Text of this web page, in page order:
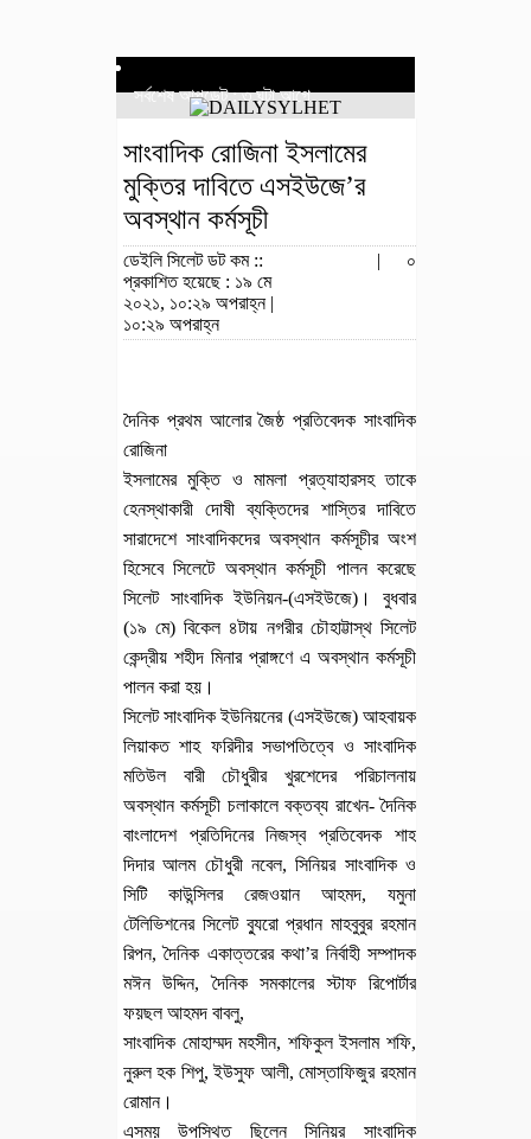
সর্বশেষ আপডেট : ৩ ঘন্টা আগে
সাংবাদিক রোজিনা ইসলামের
মুক্তির দাবিতে এসইউজে’র
অবস্থান কর্মসূচী
ডেইলি সিলেট ডট কম ::
প্রকাশিত হয়েছে : ১৯ মে
২০২১, ১০:২৯ অপরাহ্ন |
১০:২৯ অপরাহ্ন
| ০
দৈনিক প্রথম আলোর জৈষ্ঠ প্রতিবেদক সাংবাদিক
রোজিনা
ইসলামের মুক্তি ও মামলা প্রত্যাহারসহ তাকে
হেনস্থাকারী দোষী ব্যক্তিদের শাস্তির দাবিতে
সারাদেশে সাংবাদিকদের অবস্থান কর্মসূচীর অংশ
হিসেবে সিলেটে অবস্থান কর্মসূচী পালন করেছে
সিলেট সাংবাদিক ইউনিয়ন-(এসইউজে)। বুধবার
(১৯ মে) বিকেল ৪টায় নগরীর চৌহাট্টাস্থ সিলেট
কেন্দ্রীয় শহীদ মিনার প্রাঙ্গণে এ অবস্থান কর্মসূচী
পালন করা হয়।
সিলেট সাংবাদিক ইউনিয়নের (এসইউজে) আহবায়ক
লিয়াকত শাহ ফরিদীর সভাপতিত্বে ও সাংবাদিক
মতিউল বারী চৌধুরীর খুরশেদের পরিচালনায়
অবস্থান কর্মসূচী চলাকালে বক্তব্য রাখেন- দৈনিক
বাংলাদেশ প্রতিদিনের নিজস্ব প্রতিবেদক শাহ
দিদার আলম চৌধুরী নবেল, সিনিয়র সাংবাদিক ও
সিটি কাউন্সিলর রেজওয়ান আহমদ, যমুনা
টেলিভিশনের সিলেট ব্যুরো প্রধান মাহবুবুর রহমান
রিপন, দৈনিক একাত্তরের কথা’র নির্বাহী সম্পাদক
মঈন উদ্দিন, দৈনিক সমকালের স্টাফ রিপোর্টার
ফয়ছল আহমদ বাবলু,
সাংবাদিক মোহাম্মদ মহসীন, শফিকুল ইসলাম শফি,
নুরুল হক শিপু, ইউসুফ আলী, মোস্তাফিজুর রহমান
রোমান।
এসময় উপস্থিত ছিলেন সিনিয়র সাংবাদিক